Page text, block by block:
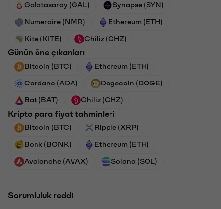
Galatasaray (GAL) Synapse (SYN)
Numeraire (NMR) Ethereum (ETH)
Kite (KITE) Chiliz (CHZ)
Günün öne çıkanları
Bitcoin (BTC) Ethereum (ETH)
Cardano (ADA) Dogecoin (DOGE)
Bat (BAT) Chiliz (CHZ)
Kripto para fiyat tahminleri
Bitcoin (BTC) Ripple (XRP)
Bonk (BONK) Ethereum (ETH)
Avalanche (AVAX) Solana (SOL)
Sorumluluk reddi